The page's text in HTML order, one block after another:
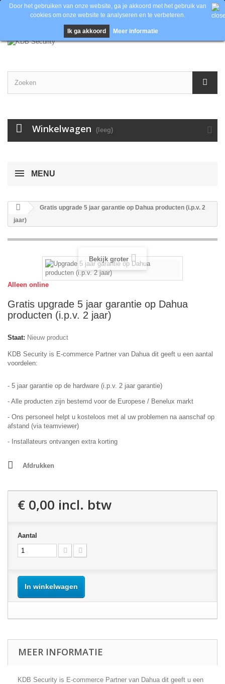
Inloggen
Contacteer ons
Winkelwagen (leeg)
Door het gebruiken van onze website, ga je akkoord met het gebruik van
cookies om onze website te analyseren en te verbeteren.
Ik ga akkoord Meer informatie
MENU
Gratis upgrade 5 jaar garantie op Dahua producten (i.p.v. 2
jaar)
Bekijk groter
Alleen online
Gratis upgrade 5 jaar garantie op Dahua
producten (i.p.v. 2 jaar)
Staat: Nieuw product
KDB Security is E-commerce Partner van Dahua dit geeft u een aantal
voordelen:
- 5 jaar garantie op de hardware (i.p.v. 2 jaar garantie)
- Alle producten zijn bestemd voor de Europese / Benelux markt
- Ons personeel helpt u kosteloos met al uw problemen na aanschaf op
afstand (via teamviewer)
- Installateurs ontvangen extra korting
Afdrukken
€ 0,00 incl. btw
Aantal
In winkelwagen
MEER INFORMATIE
KDB Security is E-commerce Partner van Dahua dit geeft u een